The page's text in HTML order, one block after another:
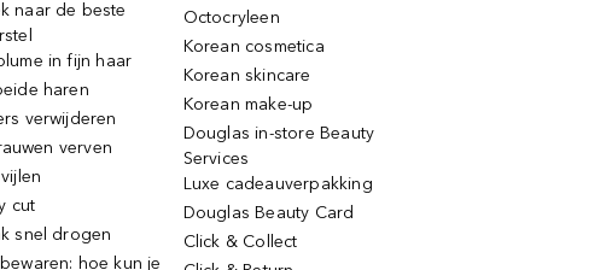
naar de beste
in fijn haar
haren
verwijderen
verven
cut
snel drogen
hoe kun je
Octocryleen
Korean cosmetica
Korean skincare
Korean make-up
Douglas in-store Beauty
Services
Luxe cadeauverpakking
Douglas Beauty Card
Click & Collect